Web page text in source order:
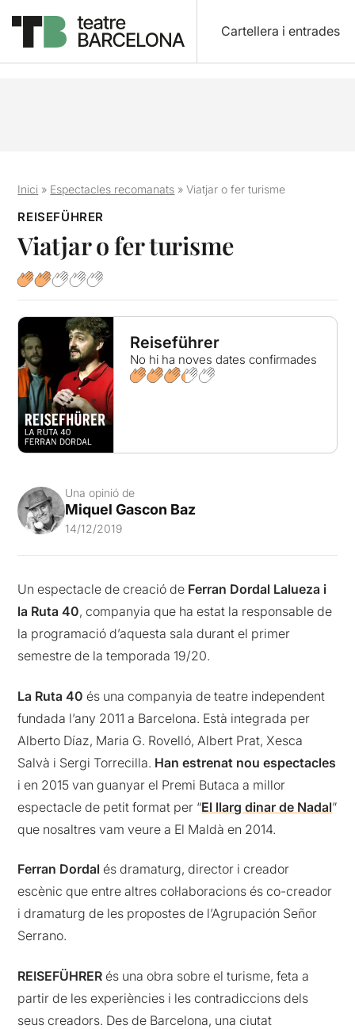
Cartellera i entrades
Inici » Espectacles recomanats »Viatjar o fer turisme
REISEFÜHRER
Viatjar o fer turisme
Reiseführer
No hi ha noves dates confirmades
Una opinió de
Miquel Gascon Baz
14/12/2019
Un espectacle de creació de Ferran Dordal Lalueza i
la Ruta 40, companyia que ha estat la responsable de
la programació d’aquesta sala durant el primer
semestre de la temporada 19/20.
La Ruta 40 és una companyia de teatre independent
fundada l’any 2011 a Barcelona. Està integrada per
Alberto Díaz, Maria G. Rovelló, Albert Prat, Xesca
Salvà i Sergi Torrecilla. Han estrenat nou espectacles
i en 2015 van guanyar el Premi Butaca a millor
espectacle de petit format per “El llarg dinar de Nadal”
que nosaltres vam veure a El Maldà en 2014.
Ferran Dordal és dramaturg, director i creador
escènic que entre altres col·laboracions és co-creador
i dramaturg de les propostes de l’Agrupación Señor
Serrano.
REISEFÜHRER és una obra sobre el turisme, feta a
partir de les experiències i les contradiccions dels
seus creadors. Des de Barcelona, una ciutat